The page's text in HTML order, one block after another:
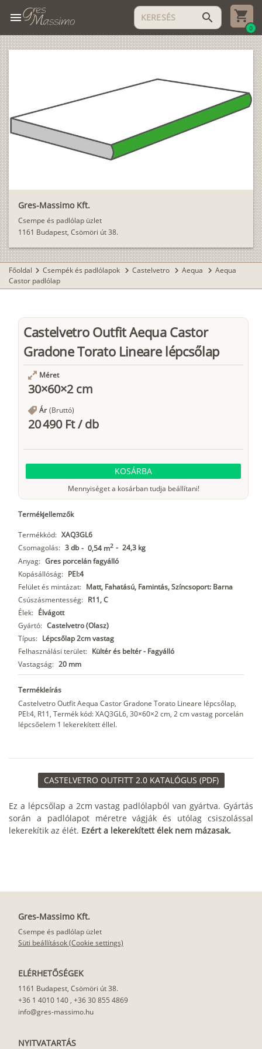
menu search
0
Gres-Massimo Kft.
Csempe és padlólap üzlet
1161 Budapest, Csömöri út 38.
Főoldal chevron_right Csempék és padlólapok chevron_right Castelvetro chevron_right Aequa chevron_right Aequa
Castor padlólap
Castelvetro Outfit Aequa Castor
Gradone Torato Lineare lépcsőlap
Méret
30×60×2 cm
Ár (Bruttó)
20 490 Ft/db
KOSÁRBA
Mennyiséget a kosárban tudja beállítani!
Termékjellemzők
Termékkód: XAQ3GL6
Csomagolás: 3 db - 0,54 m2 - 24,3 kg
Anyag: Gres porcelán fagyálló
Kopásállóság: PEI:4
Felület és mintázat: Matt, Fahatású, Famintás, Színcsoport: Barna
Csúszásmentesség: R11, C
Élek: Élvágott
Gyártó: Castelvetro (Olasz)
Típus: Lépcsőlap 2cm vastag
Felhasználási terület: Kültér és beltér - Fagyálló
Vastagság: 20 mm
Termékleírás
Castelvetro Outfit Aequa Castor Gradone Torato Lineare lépcsőlap,
PEI:4, R11, Termék kód: XAQ3GL6, 30×60×2 cm, 2 cm vastag porcelán
lépcsőelem 1 lekerekített éllel.
CASTELVETRO OUTFITT 2.0 KATALÓGUS (PDF)
Ez a lépcsőlap a 2cm vastag padlólapból van gyártva. Gyártás
során a padlólapot méretre vágják és utólag csiszolással
lekerekítik az élét. Ezért a lekerekített élek nem mázasak.
Gres-Massimo Kft.
Csempe és padlólap üzlet
Süti beállítások (Cookie settings)
ELÉRHETŐSÉGEK
1161 Budapest, Csömöri út 38.
+36 1 4010 140 , +36 30 855 4869
info@gres-massimo.hu
NYITVATARTÁS